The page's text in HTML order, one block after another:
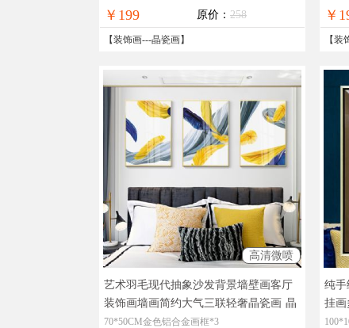
￥199 原价： 258
【装饰画---晶瓷画】
￥
【装
高清微喷
艺术羽毛现代抽象沙发背景墙壁画客厅
装饰画墙画简约大气三联轻奢晶瓷画 晶
莹剔透奢华极致工厂直销十五天无理由
70*50CM金色铝合金画框*3
纯手
挂画
现货